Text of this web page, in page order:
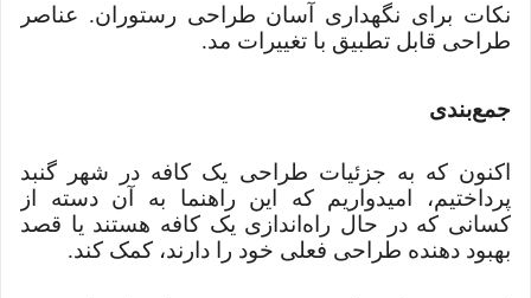
نکات برای نگهداری آسان طراحی رستوران. عناصر
طراحی قابل تطبیق با تغییرات مد.
جمع‌بندی
اکنون که به جزئیات طراحی یک کافه در شهر گنبد
پرداختیم، امیدواریم که این راهنما به آن دسته از
کسانی که در حال راه‌اندازی یک کافه هستند یا قصد
بهبود دهنده طراحی فعلی خود را دارند، کمک کند.